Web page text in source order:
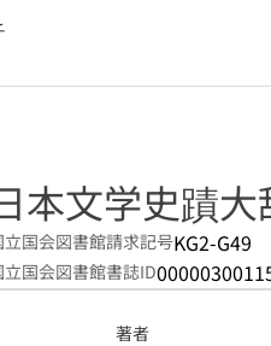
本文学史蹟
立国会図書館請求記号KG2-G49
立国会図書館書誌ID
著者